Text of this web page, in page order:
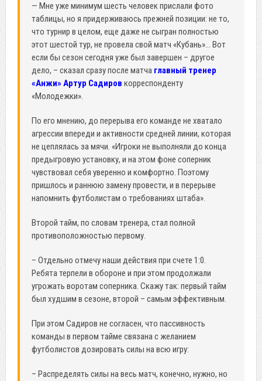
— Мне уже минимум шесть человек прислали фото
таблицы, но я придерживаюсь прежней позиции: не то,
что турнир в целом, еще даже не сыгран полностью
этот шестой тур, не провела свой матч «Кубань»… Вот
если бы сезон сегодня уже был завершен – другое
дело, – сказал сразу после матча главный тренер
«Анжи» Артур Садиров корреспонденту
«Молодежки».
По его мнению, до перерыва его команде не хватало
агрессии впереди и активности средней линии, которая
не цеплялась за мячи. «Игроки не выполняли до конца
предыгровую установку, и на этом фоне соперник
чувствовал себя уверенно и комфортно. Поэтому
пришлось и раннюю замену провести, и в перерыве
напомнить футболистам о требованиях штаба».
Второй тайм, по словам тренера, стал полной
противоположностью первому.
– Отдельно отмечу наши действия при счете 1:0.
Ребята терпели в обороне и при этом продолжали
угрожать воротам соперника. Скажу так: первый тайм
был худшим в сезоне, второй – самым эффективным.
При этом Садиров не согласен, что пассивность
команды в первом тайме связана с желанием
футболистов дозировать силы на всю игру:
– Распределять силы на весь матч, конечно, нужно, но